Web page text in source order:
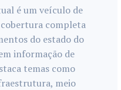
é um veículo de
cobertura completa
do estado do
informação de
temas como
meio